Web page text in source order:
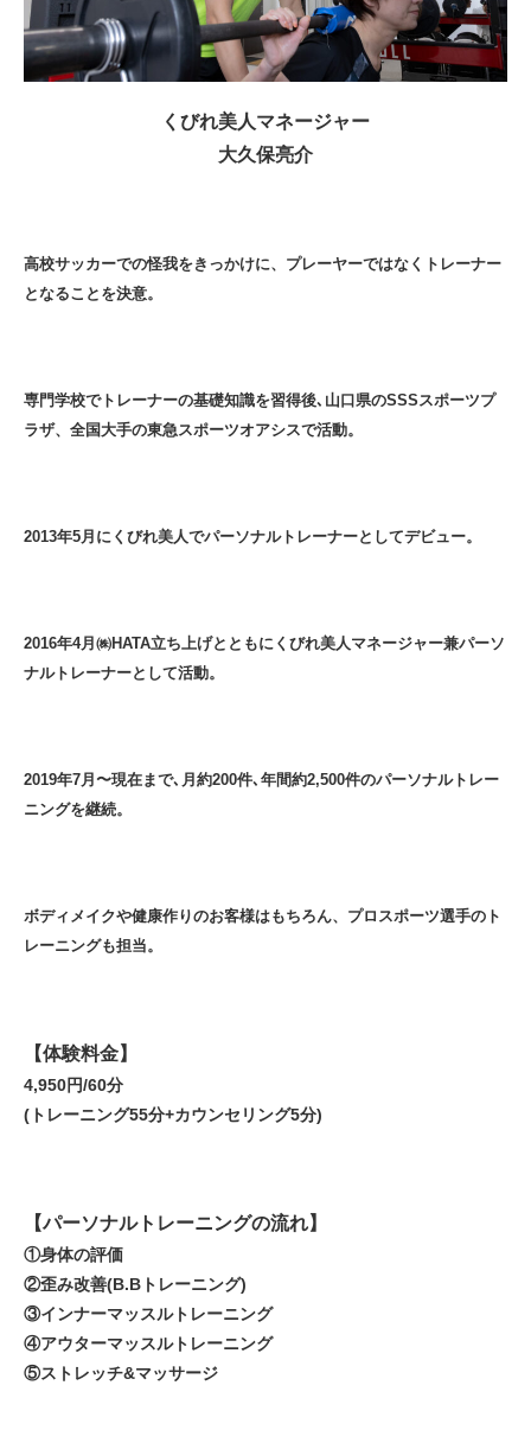
くびれ美人マネージャー
大久保亮介
高校サッカーでの怪我をきっかけに、プレーヤーではなくトレーナー
となることを決意。
専門学校でトレーナーの基礎知識を習得後､山口県のSSSスポーツプ
ラザ、全国大手の東急スポーツオアシスで活動。
2013年5月にくびれ美人でパーソナルトレーナーとしてデビュー。
2016年4月㈱HATA立ち上げとともにくびれ美人マネージャー兼パーソ
ナルトレーナーとして活動。
2019年7月〜現在まで､月約200件､年間約2,500件のパーソナルトレー
ニングを継続。
ボディメイクや健康作りのお客様はもちろん、プロスポーツ選手のト
レーニングも担当。
【体験料金】
4,950円/60分
(トレーニング55分+カウンセリング5分)
【パーソナルトレーニングの流れ】
①身体の評価
②歪み改善(B.Bトレーニング)
③インナーマッスルトレーニング
④アウターマッスルトレーニング
⑤ストレッチ&マッサージ